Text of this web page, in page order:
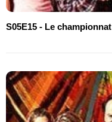
S05E15 - Le championnat